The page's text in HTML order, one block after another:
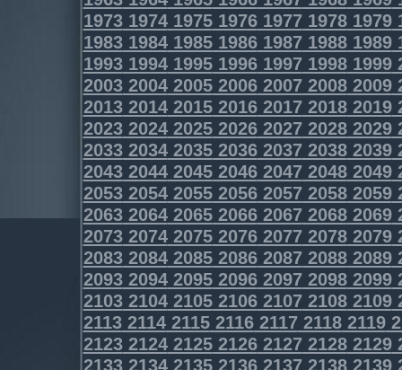
1973197419751976197719781979
1983198419851986198719881989
1993199419951996199719981999
2003200420052006200720082009
2013201420152016201720182019
2023202420252026202720282029
2033203420352036203720382039
2043204420452046204720482049
2053205420552056205720582059
2063206420652066206720682069
2073207420752076207720782079
2083208420852086208720882089
2093209420952096209720982099
2103210421052106210721082109
2113211421152116211721182119
2123212421252126212721282129
2133213421352136213721382139